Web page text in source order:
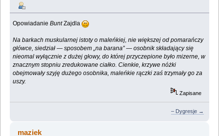
OpowiadanieBuntZajdla
Na barkach muskularnej istoty o maleńkiej, nie większej od pomarańczy
główce, siedział — sposobem „na barana” — osobnik składający się
nieomal wyłącznie z dużej głowy, do której przyczepione było mizerne, w
znacznym stopniu zredukowane ciałko. Cienkie, krzywe nóżki
obejmowały szyję dużego osobnika, maleńkie rączki zaś trzymały go za
uszy.
Zapisane
– Dygresje →
maziek